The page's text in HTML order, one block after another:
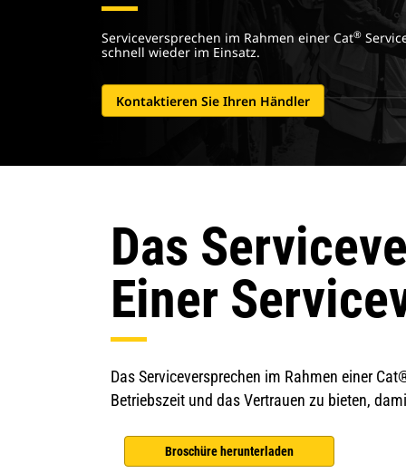
Serviceversprechen im Rahmen einer Cat®
schnell wieder im Einsatz.
Kontaktieren Sie Ihren Händler
Das
Einer
Das Serviceversprechen im Rahmen einer
Betriebszeit und das Vertrauen zu bieten,
Broschüre herunterladen